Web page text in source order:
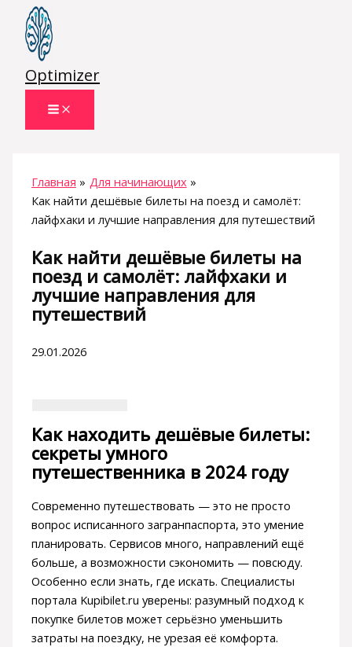
Перейти
содержимому
Optimizer
Главная
Для начинающих
Как найти дешёвые билеты на поезд и самолёт:
лайфхаки и лучшие направления для путешествий
Как найти дешёвые билеты на
поезд и самолёт: лайфхаки и
лучшие направления для
путешествий
29.01.2026
Как находить дешёвые билеты:
секреты умного
путешественника в 2024 году
Современно путешествовать — это не просто
вопрос исписанного загранпаспорта, это умение
планировать. Сервисов много, направлений ещё
больше, а возможности сэкономить — повсюду.
Особенно если знать, где искать. Специалисты
портала Kupibilet.ru уверены: разумный подход к
покупке билетов может серьёзно уменьшить
затраты на поездку, не урезая её комфорта.